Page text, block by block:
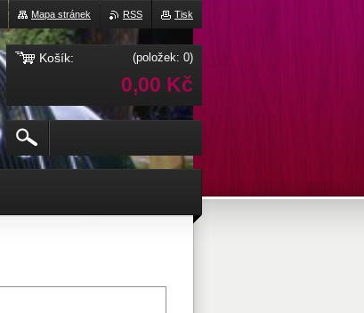
Tisk
RSS
Mapa stránek
Košík: (položek: 0)
0,00 Kč